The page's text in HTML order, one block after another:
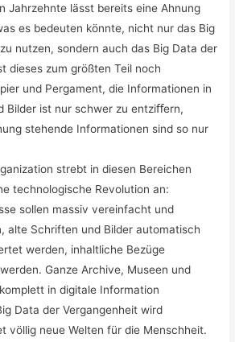
Jahrzehnte lässt bereits eine Ahnung
es bedeuten könnte, nicht nur das Big
nutzen, sondern auch das Big Data der
dieses zum größten Teil noch
und Pergament, die Informationen in
Bilder ist nur schwer zu entziﬀern,
stehende Informationen sind so nur
strebt in diesen Bereichen
technologische Revolution an:
sollen massiv vereinfacht und
alte Schriften und Bilder automatisch
werden, inhaltliche Bezüge
Ganze Archive, Museen und
in digitale Information
Data der Vergangenheit wird
völlig neue Welten für die Menschheit.